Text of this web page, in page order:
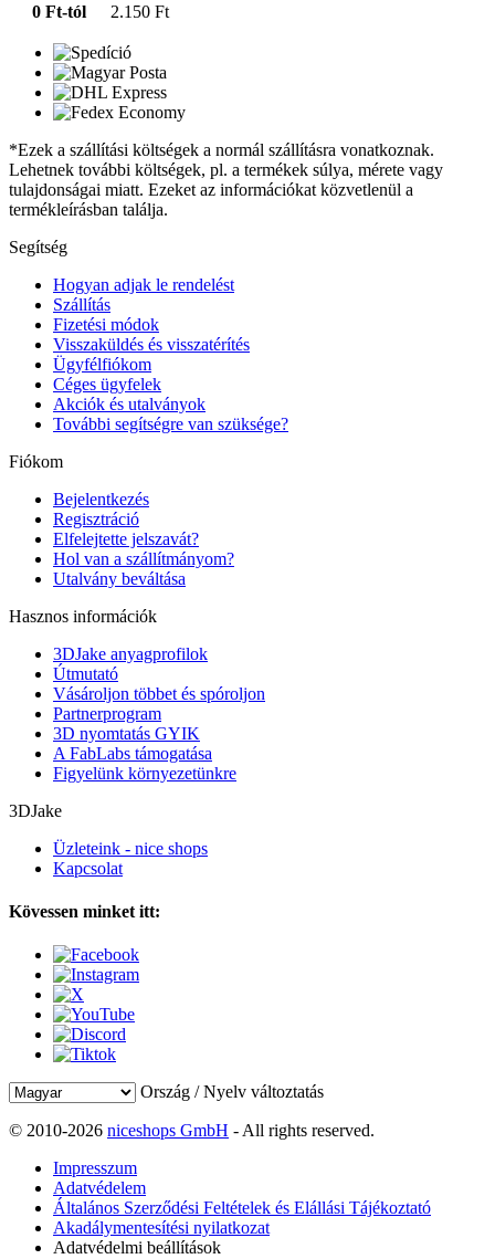
0 Ft-tól
2.150 Ft
*Ezek a szállítási költségek a normál szállításra vonatkoznak.
Lehetnek további költségek, pl. a termékek súlya, mérete vagy
tulajdonságai miatt. Ezeket az információkat közvetlenül a
termékleírásban találja.
Segítség
Hogyan adjak le rendelést
Szállítás
Fizetési módok
Visszaküldés és visszatérítés
Ügyfélfiókom
Céges ügyfelek
Akciók és utalványok
További segítségre van szüksége?
Fiókom
Bejelentkezés
Regisztráció
Elfelejtette jelszavát?
Hol van a szállítmányom?
Utalvány beváltása
Hasznos információk
3DJake anyagprofilok
Útmutató
Vásároljon többet és spóroljon
Partnerprogram
3D nyomtatás GYIK
A FabLabs támogatása
Figyelünk környezetünkre
3DJake
Üzleteink - nice shops
Kapcsolat
Kövessen minket itt:
Ország / Nyelv változtatás
© 2010-2026 niceshops GmbH - All rights reserved.
Impresszum
Adatvédelem
Általános Szerződési Feltételek és Elállási Tájékoztató
Akadálymentesítési nyilatkozat
Adatvédelmi beállítások